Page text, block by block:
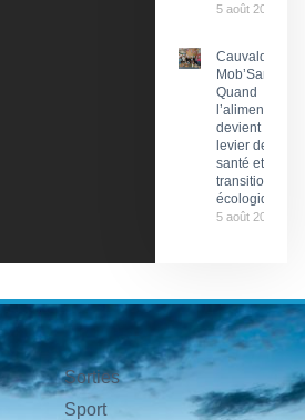
5 août 2026
Cauvaldor –
Mob’Santé :
Quand
l’alimentation
devient un
levier de
santé et de
transition
écologique
5 août 2026
Sorties
Sport